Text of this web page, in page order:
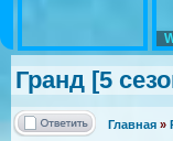
Гранд [5
Главная »